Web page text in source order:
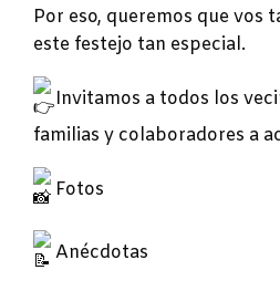
Por eso, queremos que vos
este festejo tan especial.
Invitamos a todos los
familias y colaboradores a
Fotos
Anécdotas